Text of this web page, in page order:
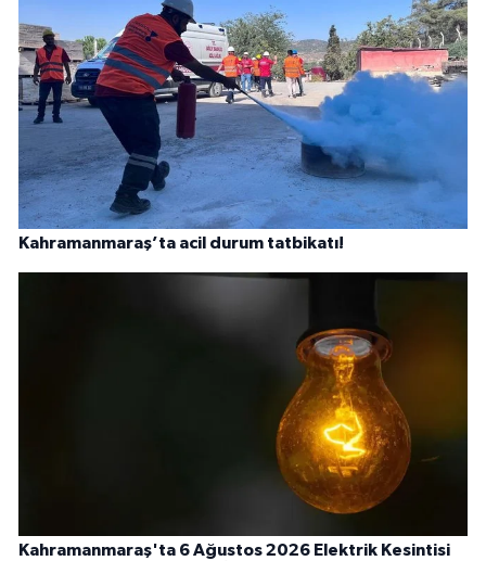
Kahramanmaraş’ta acil durum tatbikatı!
Kahramanmaraş'ta 6 Ağustos 2026 Elektrik Kesintisi